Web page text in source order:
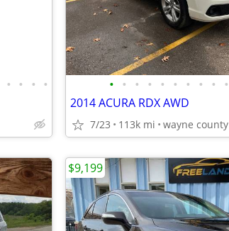
• • • • • • • • • • • • • •
2014 ACURA RDX AWD
7/23 113k mi wayne county
$9,199